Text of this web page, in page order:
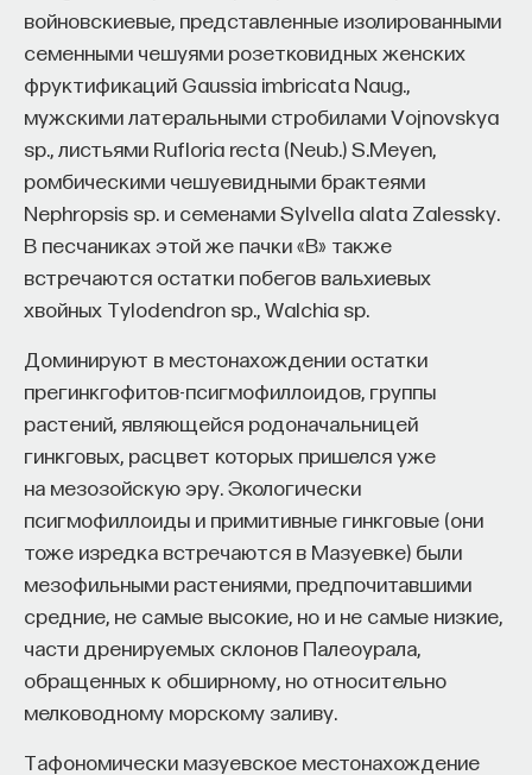
войновскиевые, представленные изолированными
семенными чешуями розетковидных женских
фруктификаций Gaussia imbricata Naug.,
мужскими латеральными стробилами Vojnovskya
sp., листьями Rufloria recta (Neub.) S.Meyen,
ромбическими чешуевидными брактеями
Nephropsis sp. и семенами Sylvella alata Zalessky.
В песчаниках этой же пачки «В» также
встречаются остатки побегов вальхиевых
хвойных Tylodendron sp., Walchia sp.
Доминируют в местонахождении остатки
прегинкгофитов-псигмофиллоидов, группы
растений, являющейся родоначальницей
гинкговых, расцвет которых пришелся уже
на мезозойскую эру. Экологически
псигмофиллоиды и примитивные гинкговые (они
тоже изредка встречаются в Мазуевке) были
мезофильными растениями, предпочитавшими
средние, не самые высокие, но и не самые низкие,
части дренируемых склонов Палеоурала,
обращенных к обширному, но относительно
мелководному морскому заливу.
Тафономически мазуевское местонахождение